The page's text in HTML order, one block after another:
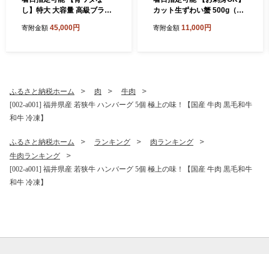
し】特大 大容量 高級ブラッ
約1kg (解凍時800g前後) / 約
感謝祭】[024-a042_A20]
寄附金額 45,000円
カット生ずわい蟹 500g（総
敦賀 かに カニ 蟹 ズワイガニ
寄附金額 11,000円
ふるさと納税ホーム 肉
牛肉
[002-a001] 福井県産 若狭牛 ハンバーグ 5個 極上の味！【国産 牛肉 黒毛和牛
和牛 冷凍】
ふるさと納税ホーム ランキング
肉ランキング
牛肉ランキング
[002-a001] 福井県産 若狭牛 ハンバーグ 5個 極上の味！【国産 牛肉 黒毛和牛
和牛 冷凍】